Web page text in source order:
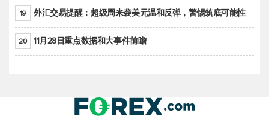
19 外汇交易提醒：超级周来袭美元温和反弹，警惕筑底可能性
20 11月28日重点数据和大事件前瞻